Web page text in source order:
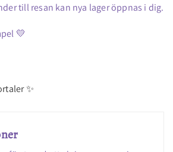
till resan kan nya lager öppnas i dig.
💛
✨